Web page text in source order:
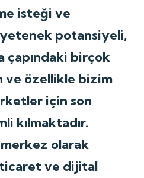
isteği ve
yetenek potansiyeli,
çapındaki birçok
ve özellikle bizim
için son
kılmaktadır.
olarak
ve dijital